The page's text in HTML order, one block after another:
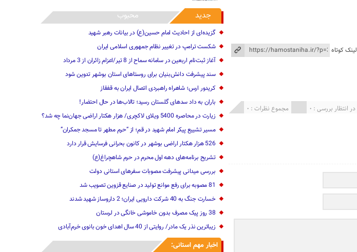
لینک کوتاه
مجموع نظرات : 0 در انتظار بررسی : 0
جدید محبوب
گزیده‌ای از احادیث امام حسین(ع) در بیانات رهبر شهید
شکست ترامپ در تغییر نظام جمهوری اسلامی ایران
آغاز ثبت‌نام اربعین در سامانه سماح از 8 تیر/اعزام زائران از 3 مرداد
سند پیشرفت دانش‌بنیان برای روستاهای استان بوشهر تدوین شود
کریدور ارس؛ شاهراه راهبردی اتصال ایران به قفقاز
باران به داد سدهای گلستان رسید؛ تالاب‌ها در حال احتضار!
زیارت در محاصره 5400 ویلای‌ لاکچری/‌ هزار هکتار اراضی جهان‌نما چه شد؟
مسیر تشییع پیکر امام شهید در قم؛ از “حرم مطهر تا مسجد جمکران”
526 هزار هکتار اراضی بوشهر در کانون بحرانی فرسایش قرار دارد
تشریح برنامه‌های دهه اول محرم در حرم شاهچراغ(ع)
بررسی میدانی پیشرفت مصوبات سفرهای استانی دولت
81 مصوبه برای رفع موانع تولید در صنایع قزوین تصویب شد
خسارت جنگ به 40 شرکت دارویی ایران؛ 2 داروساز شهید شدند
38 روز پیک مصرف بدون خاموشی خانگی در لرستان
زیباترین نذر یک مادر/ روایتی از ‌‌40 سال اهدای خون‌ بانوی خرم‌آبادی
اخبار مهم استانی: